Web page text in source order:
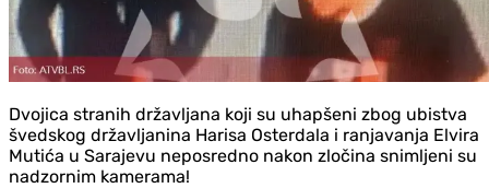
Dvojica stranih državljana koji su uhapšeni zbog ubistva
švedskog državljanina Harisa Osterdala i ranjavanja Elvira
Mutića u Sarajevu neposredno nakon zločina snimljeni su
nadzornim kamerama!